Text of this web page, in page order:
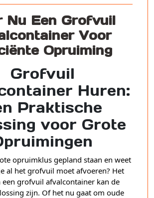
Nu Een Grofvuil
Voor
Opruiming
Grofvuil
Huren:
Praktische
voor Grote
opruimklus gepland staan en weet
al het grofvuil moet afvoeren? Het
een grofvuil afvalcontainer kan de
zijn. Of het nu gaat om oude